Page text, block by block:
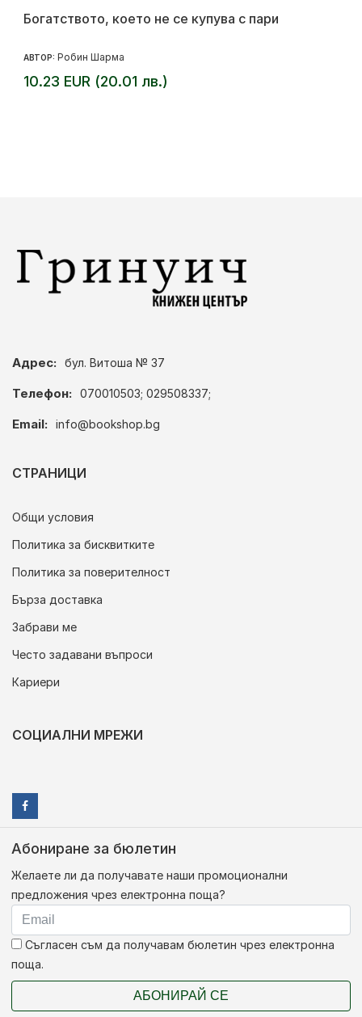
Богатството, което не се купува с пари
АВТОР: Робин Шарма
10.23 EUR (20.01 лв.)
Адрес: бул. Витоша № 37
Телефон: 070010503; 029508337;
Email: info@bookshop.bg
СТРАНИЦИ
Общи условия
Политика за бисквитките
Политика за поверителност
Бърза доставка
Забрави ме
Често задавани въпроси
Кариери
СОЦИАЛНИ МРЕЖИ
Абониране за бюлетин
Желаете ли да получавате наши промоционални
предложения чрез електронна поща?
Съгласен съм да получавам бюлетин чрез електронна
поща.
АБОНИРАЙ СЕ